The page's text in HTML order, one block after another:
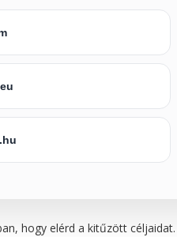
hogy elérd a kitűzött